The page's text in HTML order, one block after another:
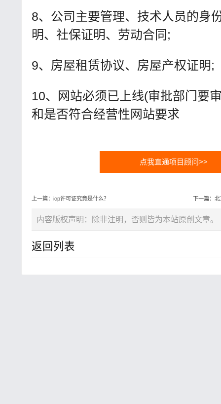
8、公司主要管理、技术人员的身
明、社保证明、劳动合同;
9、房屋租赁协议、房屋产权证明;
10、网站必须已上线(审批部门要
和是否符合经营性网站要求
点我直通项目顾问>>
上一篇：icp许可证究竟是什么？ 下一篇：
内容版权声明：除非注明，否则皆为本站原创文章。
返回列表